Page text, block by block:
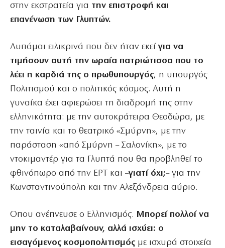
στην εκστρατεία για την επιστροφή και
επανένωση των Γλυπτών.
Λυπάμαι ειλικρινά που δεν ήταν εκεί για να
τιμήσουν αυτή την ωραία πατριώτισσα που το
λέει η καρδιά της ο πρωθυπουργός, η υπουργός
Πολιτισμού και ο πολιτικός κόσμος. Αυτή η
γυναίκα έχει αφιερώσει τη διαδρομή της στην
ελληνικότητα: με την αυτοκράτειρα Θεοδώρα, με
την ταινία και το θεατρικό «Σμύρνη», με την
παράσταση «από Σμύρνη – Σαλονίκη», με το
ντοκιμαντέρ για τα Γλυπτά που θα προβληθεί το
φθινόπωρο από την ΕΡΤ και –γιατί όχι;– για την
Κωνσταντινούπολη και την Αλεξάνδρεια αύριο.
Οπου ανέπνευσε ο Ελληνισμός. Μπορεί πολλοί να
μην το καταλαβαίνουν, αλλά ισχύει: ο
εισαγόμενος κοσμοπολιτισμός με ισχυρά στοιχεία